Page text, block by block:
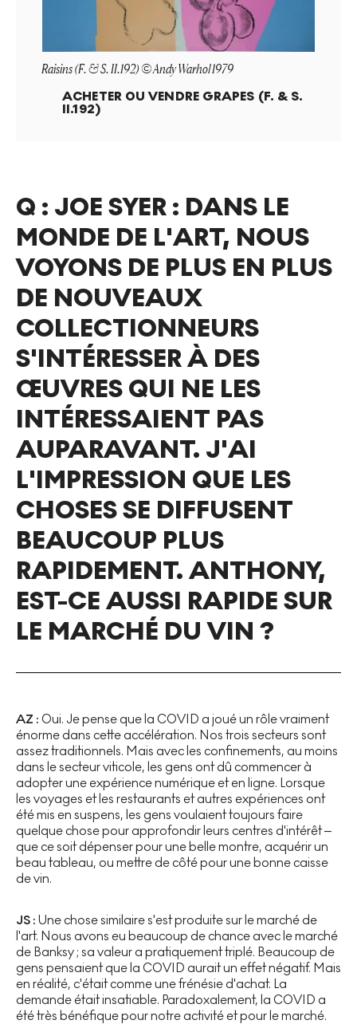
Raisins (F. & S. II.192) © Andy Warhol 1979
ACHETER OU VENDRE GRAPES (F. & S.
II.192)
Q : JOE SYER : DANS LE
MONDE DE L'ART, NOUS
VOYONS DE PLUS EN PLUS
DE NOUVEAUX
COLLECTIONNEURS
S'INTÉRESSER À DES
ŒUVRES QUI NE LES
INTÉRESSAIENT PAS
AUPARAVANT. J'AI
L'IMPRESSION QUE LES
CHOSES SE DIFFUSENT
BEAUCOUP PLUS
RAPIDEMENT. ANTHONY,
EST-CE AUSSI RAPIDE SUR
LE MARCHÉ DU VIN ?
AZ : Oui. Je pense que la COVID a joué un rôle vraiment
énorme dans cette accélération. Nos trois secteurs sont
assez traditionnels. Mais avec les confinements, au moins
dans le secteur viticole, les gens ont dû commencer à
adopter une expérience numérique et en ligne. Lorsque
les voyages et les restaurants et autres expériences ont
été mis en suspens, les gens voulaient toujours faire
quelque chose pour approfondir leurs centres d'intérêt –
que ce soit dépenser pour une belle montre, acquérir un
beau tableau, ou mettre de côté pour une bonne caisse
de vin.
JS : Une chose similaire s'est produite sur le marché de
l'art. Nous avons eu beaucoup de chance avec le marché
de Banksy ; sa valeur a pratiquement triplé. Beaucoup de
gens pensaient que la COVID aurait un effet négatif. Mais
en réalité, c'était comme une frénésie d'achat. La
demande était insatiable. Paradoxalement, la COVID a
été très bénéfique pour notre activité et pour le marché.